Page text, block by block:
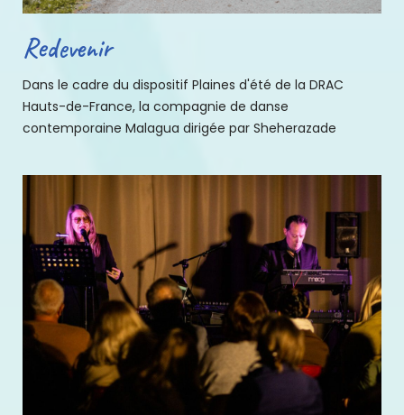
Redevenir
Dans le cadre du dispositif Plaines d'été de la DRAC
Hauts-de-France, la compagnie de danse
contemporaine Malagua dirigée par Sheherazade